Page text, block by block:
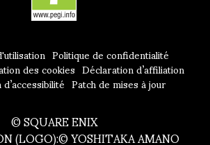
Politique de confidentialité
des cookies Déclaration d’affiliation
Patch de mises à jour
© SQUARE ENIX
(LOGO):© YOSHITAKA AMANO